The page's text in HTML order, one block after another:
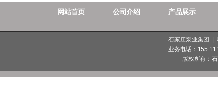
网站首页 公司介绍 产品展示
石家庄泵业集团 |
业务电话：155
版权所有：